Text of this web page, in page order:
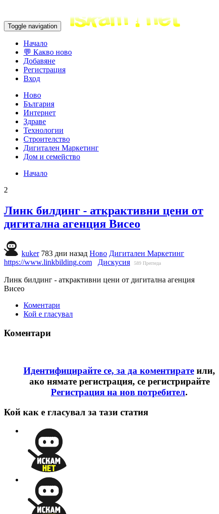
Toggle navigation
Начало
💬 Какво ново
Добавяне
Регистрация
Вход
Ново
България
Интернет
Здраве
Технологии
Строителство
Дигитален Маркетинг
Дом и семейство
Начало
2
Линк билдинг - аткрактивни цени от
дигитална агенция Висео
kuker 783 дни назад Ново Дигитален Маркетинг
https://www.linkbilding.com
Дискусия 589 Прегледа
Линк билдинг - аткрактивни цени от дигитална агенция
Висео
Коментари
Кой е гласувал
Коментари
Идентифицирайте се, за да коментирате или,
ако нямате регистрация, се регистрирайте
Регистрация на нов потребител.
Кой как е гласувал за тази статия